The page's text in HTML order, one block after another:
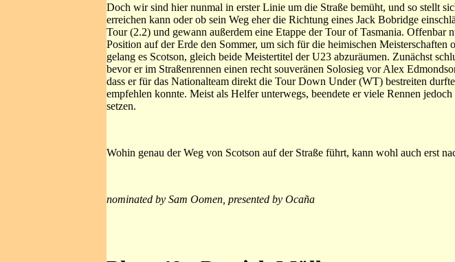
Doch wir sind hier nunmal in erster Linie um die Straße bemüht, und so stellt
erreichen kann oder ob sein Weg eher die Richtung eines Jack Bobridge
Tour (2.2) und gewann außerdem eine Etappe der Tour of Tasmania. Offenbar
Position auf der Erde den Sommer, um sich für die heimischen
gelang es Scotson, gleich beide Meistertitel der U23 abzuräumen. Zunächst
bevor er im Straßenrennen einen recht souveränen Solosieg vor Alex
dass er für das Nationalteam direkt die Tour Down Under (WT) bestreiten
empfehlen konnte. Meist als Helfer unterwegs, beendete er viele Rennen
setzen.
Wohin genau der Weg von Scotson auf der Straße führt, kann wohl auch erst
nominated by Sam Oomen, presented by Ocaña